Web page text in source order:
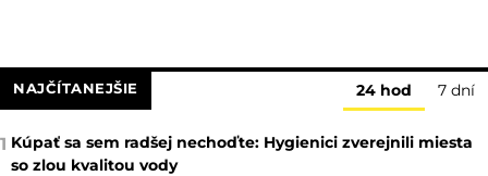
NAJČÍTANEJŠIE 24 hod 7 dní
1 Kúpať sa sem radšej nechoďte: Hygienici zverejnili miesta
so zlou kvalitou vody